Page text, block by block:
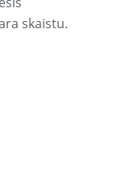
skaistu.